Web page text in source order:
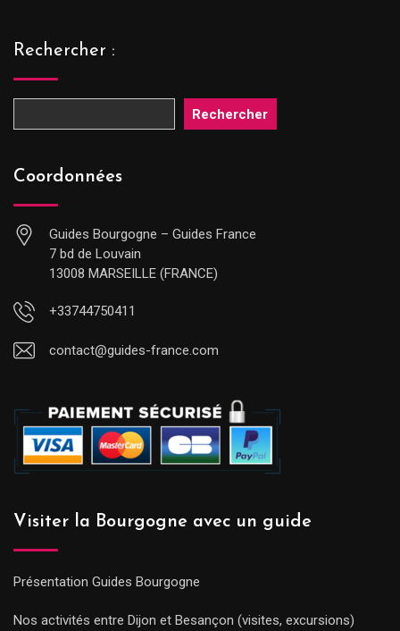
Rechercher :
Rechercher
Coordonnées
Guides Bourgogne – Guides France
7 bd de Louvain
13008 MARSEILLE (FRANCE)
+33744750411
contact@guides-france.com
Visiter la Bourgogne avec un guide
Présentation Guides Bourgogne
Nos activités entre Dijon et Besançon (visites, excursions)